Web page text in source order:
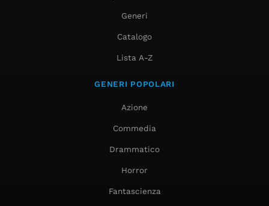
Generi
Catalogo
Lista A-Z
GENERI POPOLARI
Azione
Commedia
Drammatico
Horror
Fantascienza